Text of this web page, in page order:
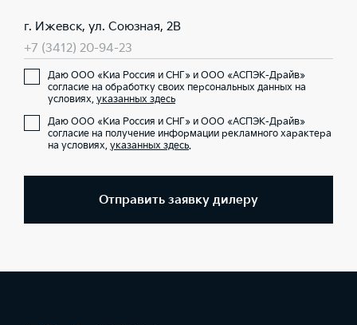
г. Ижевск, ул. Союзная, 2В
+7 (3412) 20-94-23
Даю ООО «Киа Россия и СНГ» и ООО «АСПЭК-Драйв»
согласие на обработку своих персональных данных на
условиях, указанных здесь
Даю ООО «Киа Россия и СНГ» и ООО «АСПЭК-Драйв»
согласие на получение информации рекламного характера
на условиях, указанных здесь.
Отправить заявку дилеру